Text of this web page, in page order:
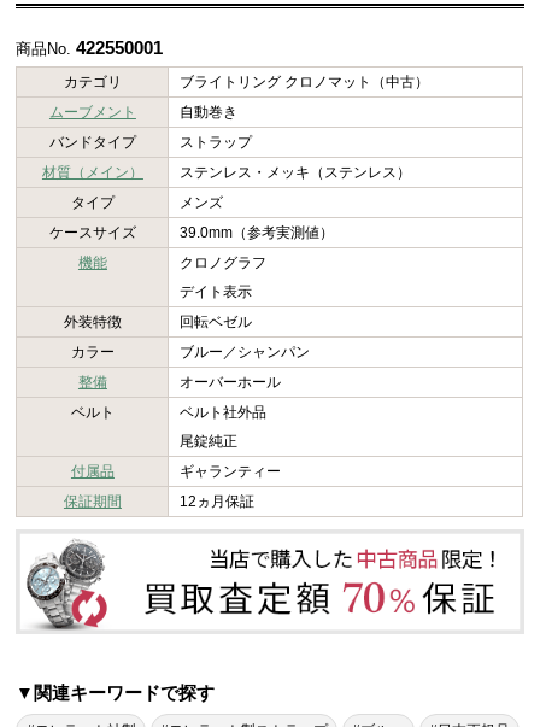
商品No.422550001
カテゴリ
ブライトリング クロノマット（中古）
ムーブメント
自動巻き
バンドタイプ
ストラップ
材質（メイン）
ステンレス・メッキ（ステンレス）
タイプ
メンズ
ケースサイズ
39.0mm（参考実測値）
機能
クロノグラフ
デイト表示
外装特徴
回転ベゼル
カラー
ブルー／シャンパン
整備
オーバーホール
ベルト
ベルト社外品
尾錠純正
付属品
ギャランティー
保証期間
12ヵ月保証
▼関連キーワードで探す